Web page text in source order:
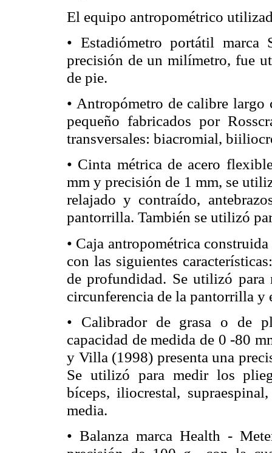
El equipo antropométrico
• Estadiómetro portátil
precisión de un milímetro, fue
de pie.
• Antropómetro de calibre
pequeño fabricados por
transversales: biacromial,
• Cinta métrica de acero
mm y precisión de 1 mm, se
relajado y contraído,
pantorrilla. También se utilizó
• Caja antropométrica
con las siguientes
de profundidad. Se utilizó
circunferencia de la pantorrilla y
• Calibrador de grasa o de
capacidad de medida de 0 -80
y Villa (1998) presenta una
Se utilizó para medir los
bíceps, iliocrestal, supraespinal
media.
• Balanza marca Health -